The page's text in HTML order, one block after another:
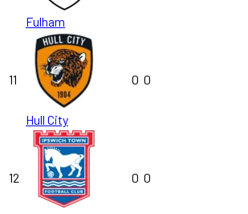
Fulham
11
Hull City
0 0
12 0 0